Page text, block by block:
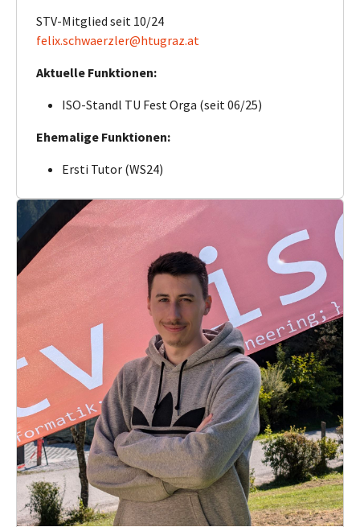
STV-Mitglied seit 10/24
felix.schwaerzler@htugraz.at
Aktuelle Funktionen:
ISO-Standl TU Fest Orga (seit 06/25)
Ehemalige Funktionen:
Ersti Tutor (WS24)